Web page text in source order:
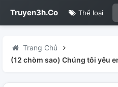
Truyen3h.Co Thể loại
Trang Chủ
(12 chòm sao) Chúng tôi yêu